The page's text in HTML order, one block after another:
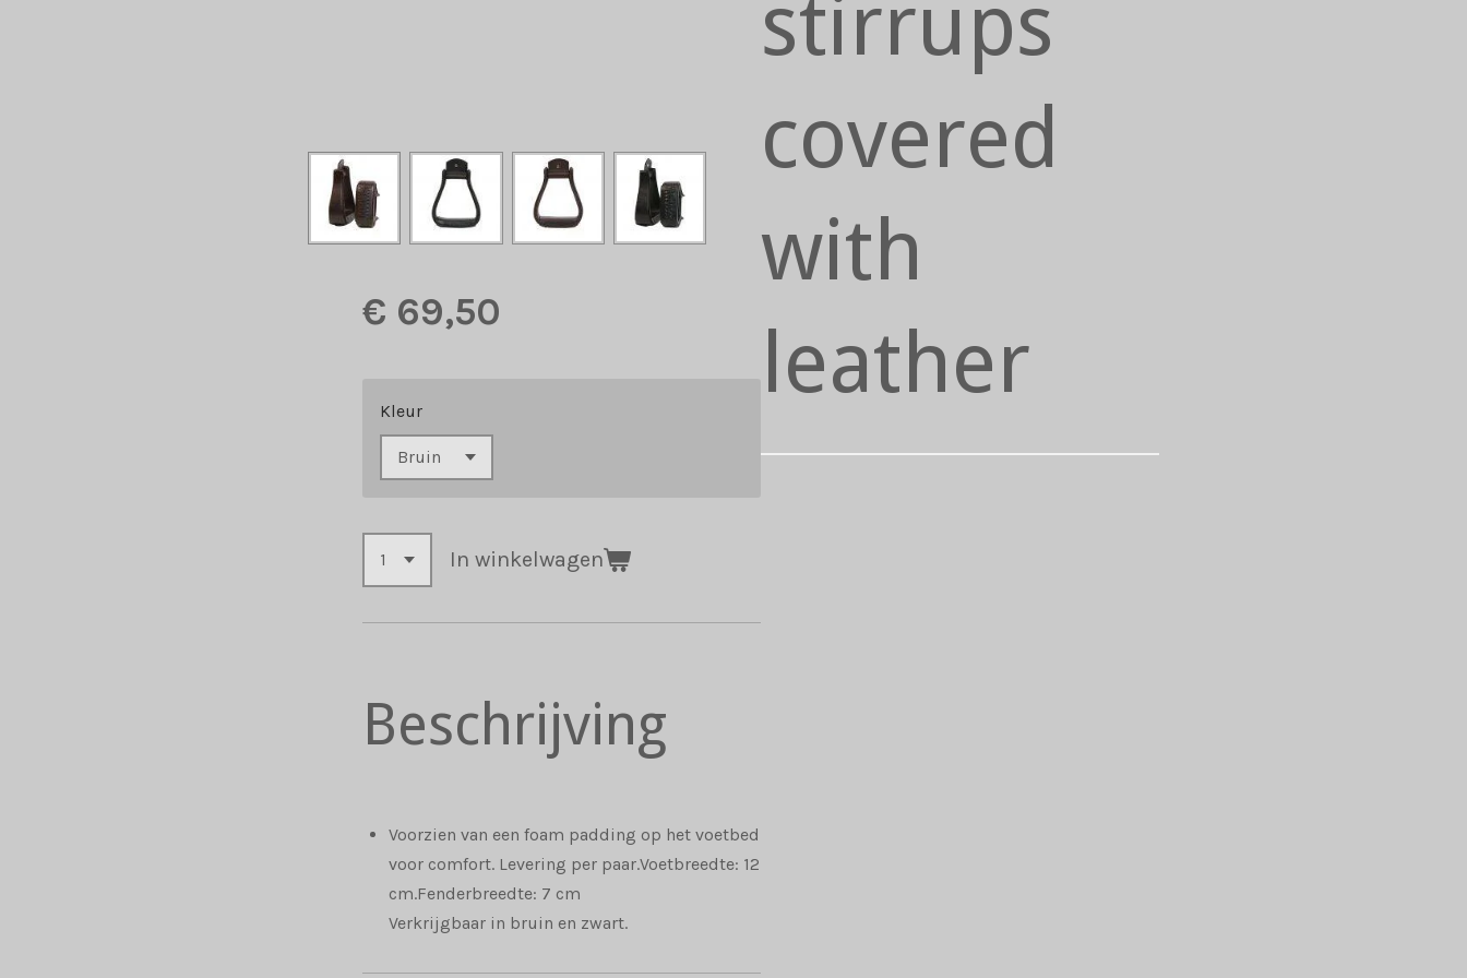
stirrups
covered
with
leather
€ 69,50
Kleur
In winkelwagen
Beschrijving
Voorzien van een foam padding op het voetbed
voor comfort. Levering per paar.Voetbreedte: 12
cm.Fenderbreedte: 7 cm
Verkrijgbaar in bruin en zwart.